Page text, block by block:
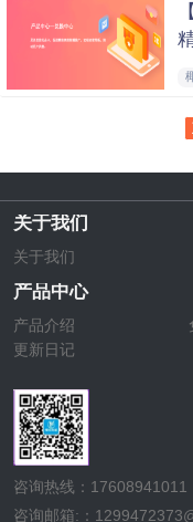
关于我们
关于我们
产品中心
产品介绍
更新日记
咨询热线：17608941011
咨询邮箱:：